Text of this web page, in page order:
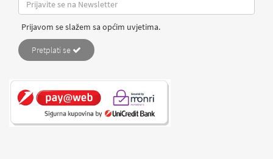
Prijavom se slažem sa općim uvjetima.
Pretplati se